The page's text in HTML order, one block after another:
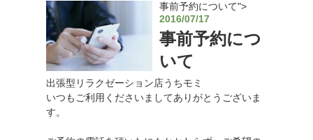
事前予約について">
2016/07/17
事前予約につ
いて
出張型リラクゼーション店うちモミ
いつもご利用くださいましてありがとうございま
す。